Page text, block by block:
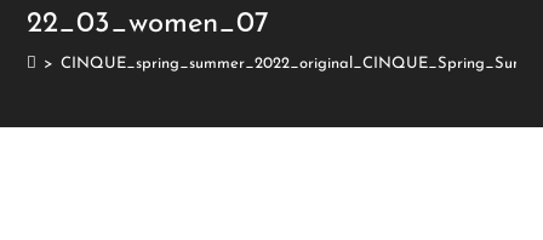
22_03_women_07
>